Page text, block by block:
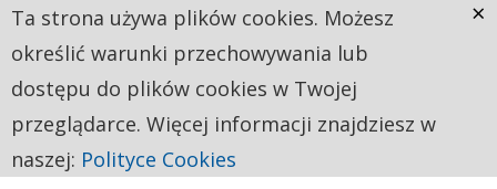
Ta strona używa plików cookies. Możesz
określić warunki przechowywania lub
dostępu do plików cookies w Twojej
przeglądarce. Więcej informacji znajdziesz w
naszej: Polityce Cookies
×